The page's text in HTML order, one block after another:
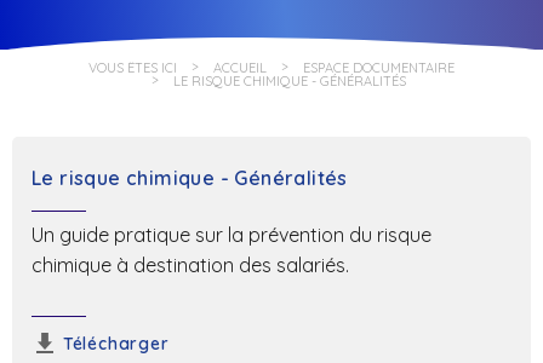
VOUS ÊTES ICI ACCUEIL ESPACE DOCUMENTAIRE
LE RISQUE CHIMIQUE - GÉNÉRALITÉS
Le risque chimique - Généralités
Un guide pratique sur la prévention du risque
chimique à destination des salariés.
Télécharger